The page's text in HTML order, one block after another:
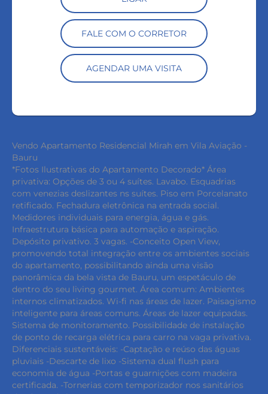
FALE COM O CORRETOR
AGENDAR UMA VISITA
Vendo Apartamento Residencial Mirah em Vila Aviação -
Bauru
*Fotos Ilustrativas do Apartamento Decorado* Área
privativa: Opções de 3 ou 4 suítes. Lavabo. Esquadrias
com venezias deslizantes ns suítes. Piso em Porcelanato
retificado. Fechadura eletrônica na entrada social.
Medidores individuais para energia, água e gás.
Infraestrutura básica para automação e aspiração.
Depósito privativo. 3 vagas. -Conceito Open View,
promovendo total integração entre os ambientes sociais
do apartamento, possibilitando ainda uma visão
panorâmica da bela vista de Bauru, um espetáculo de
dentro do seu living gourmet. Área comum: Ambientes
internos climatizados. Wi-fi nas áreas de lazer. Paisagismo
inteligente para áreas comuns. Áreas de lazer equipadas.
Sistema de monitoramento. Possibilidade de instalação
de ponto de recarga elétrica para carro na vaga privativa.
Diferenciais sustentáveis: -Captação e reúso das águas
pluviais -Descarte de lixo -Sistema dual flush para
economia de água -Portas e guarnições com madeira
certificada. -Tornerias com temporizador nos sanitários